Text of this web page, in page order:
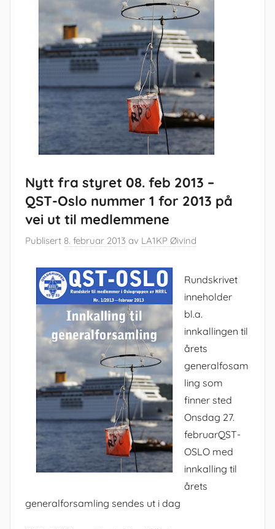
Nytt fra styret 08. feb 2013 –
QST-Oslo nummer 1 for 2013 på
vei ut til medlemmene
Publisert 8. februar 2013 av LA1KP Øivind
Rundskrivet
inneholder
bl.a.
innkallingen til
årets
generalfosam
ling som
finner sted
Onsdag 27.
februarQST-
OSLO med
innkalling til
årets
generalforsamling sendes ut i dag